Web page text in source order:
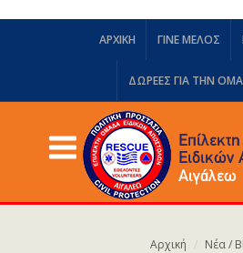
ΑΡΧΙΚΗ ΓΙΝΕ ΜΕΛΟΣ
ΔΩΡΕΈΣ ΓΙΑ ΤΗΝ
Αρχική Νέα /